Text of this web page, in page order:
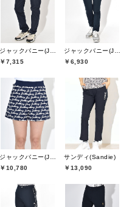
￥7,315
￥6,930
￥10,780
サンディ(Sandie)
￥13,090